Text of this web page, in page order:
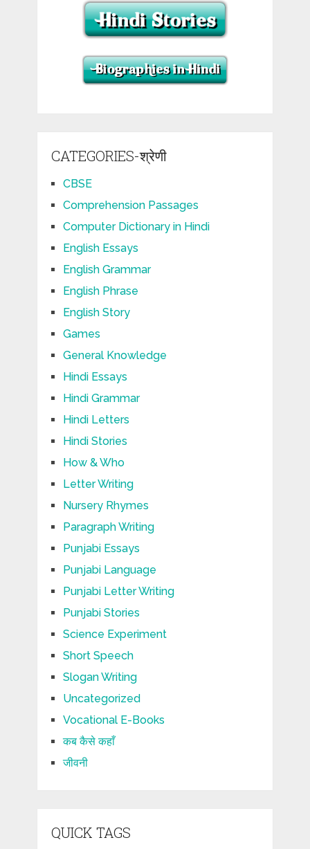
CATEGORIES-श्रेणी
CBSE
Comprehension Passages
Computer Dictionary in Hindi
English Essays
English Grammar
English Phrase
English Story
Games
General Knowledge
Hindi Essays
Hindi Grammar
Hindi Letters
Hindi Stories
How & Who
Letter Writing
Nursery Rhymes
Paragraph Writing
Punjabi Essays
Punjabi Language
Punjabi Letter Writing
Punjabi Stories
Science Experiment
Short Speech
Slogan Writing
Uncategorized
Vocational E-Books
कब कैसे कहाँ
जीवनी
QUICK TAGS